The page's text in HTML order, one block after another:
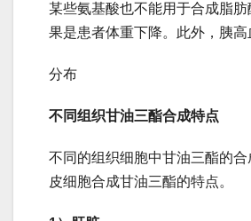
某些氨基酸也不能用于合成脂
果是患者体重下降。此外，胰
分布
不同组织甘油三酯合成特点
不同的组织细胞中甘油三酯的
皮细胞合成甘油三酯的特点。